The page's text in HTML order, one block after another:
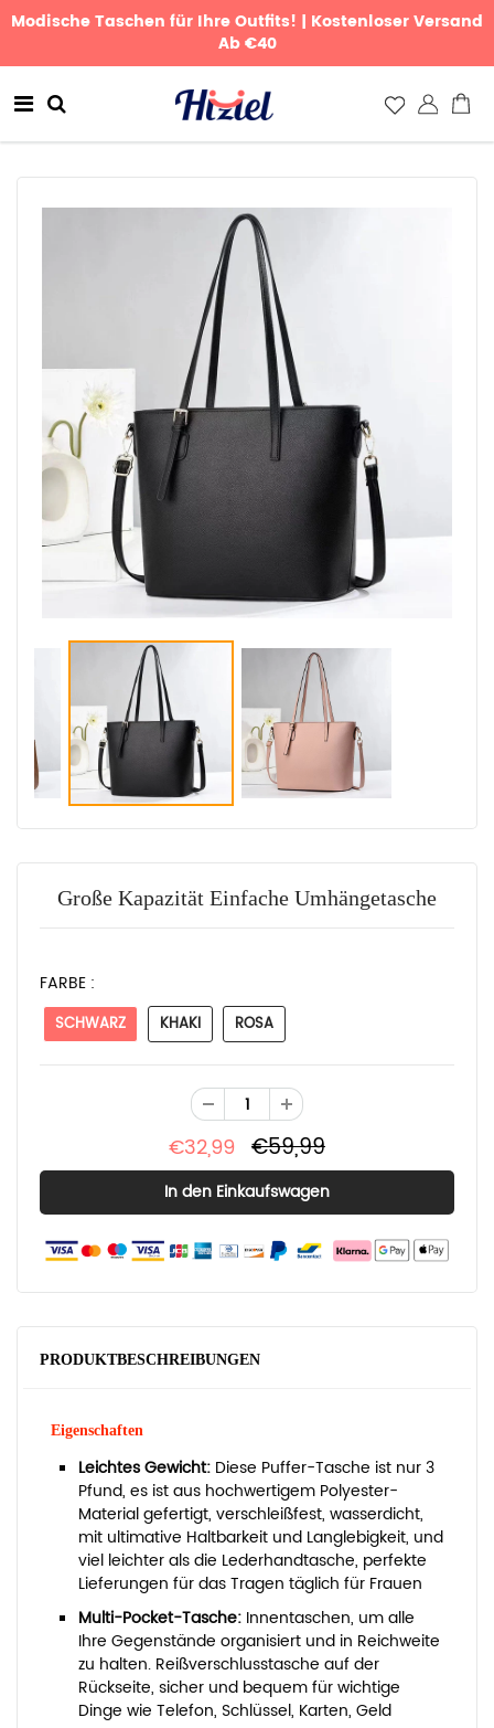
Modische Taschen für Ihre Outfits! | Kostenloser Versand
Ab €40
Große Kapazität Einfache Umhängetasche
FARBE :
SCHWARZ KHAKI ROSA
€32,99 €59,99
PRODUKTBESCHREIBUNGEN
Eigenschaften
Leichtes Gewicht: Diese Puffer-Tasche ist nur 3
Pfund, es ist aus hochwertigem Polyester-
Material gefertigt, verschleißfest, wasserdicht,
mit ultimative Haltbarkeit und Langlebigkeit, und
viel leichter als die Lederhandtasche, perfekte
Lieferungen für das Tragen täglich für Frauen
Multi-Pocket-Tasche: Innentaschen, um alle
Ihre Gegenstände organisiert und in Reichweite
zu halten. Reißverschlusstasche auf der
Rückseite, sicher und bequem für wichtige
Dinge wie Telefon, Schlüssel, Karten, Geld